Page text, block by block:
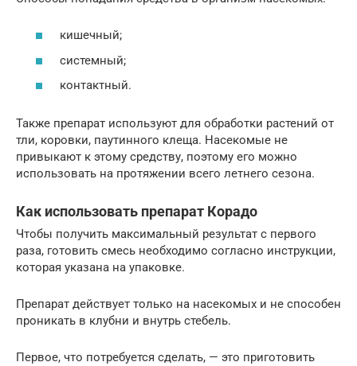
кишечный;
системный;
контактный.
Также препарат используют для обработки растений от
тли, коровки, паутинного клеща. Насекомые не
привыкают к этому средству, поэтому его можно
использовать на протяжении всего летнего сезона.
Как использовать препарат Корадо
Чтобы получить максимальный результат с первого
раза, готовить смесь необходимо согласно инструкции,
которая указана на упаковке.
Препарат действует только на насекомых и не способен
проникать в клубни и внутрь стебель.
Первое, что потребуется сделать, — это приготовить